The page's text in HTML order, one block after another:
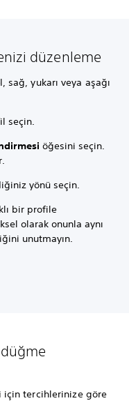
düzenleme
sağ, yukarı veya aşağı
seçin.
öğesini seçin.
yönü seçin.
bir profile
olarak onunla aynı
unutmayın.
düğme
için tercihlerinize göre